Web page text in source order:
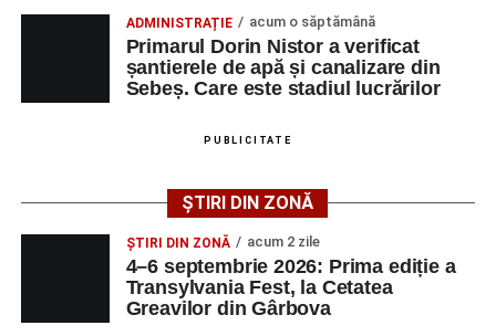
vătămare corporală din culpă.
Ultimele știri din Sebeș
Investiție majoră în energie verde la Sebeș:
centrală solară de 67,4 MWp și baterii de 181 MWh
ADMINISTRAȚIE acum o săptămână
Primarul Dorin Nistor a verificat
șantierele de apă și canalizare din
Sebeș. Care este stadiul lucrărilor
PUBLICITATE
ȘTIRI DIN ZONĂ
ȘTIRI DIN ZONĂ acum 2 zile
4–6 septembrie 2026: Prima ediție a
Transylvania Fest, la Cetatea
Greavilor din Gârbova